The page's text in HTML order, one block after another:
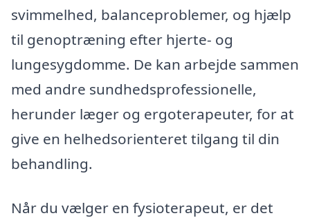
svimmelhed, balanceproblemer, og hjælp
til genoptræning efter hjerte- og
lungesygdomme. De kan arbejde sammen
med andre sundhedsprofessionelle,
herunder læger og ergoterapeuter, for at
give en helhedsorienteret tilgang til din
behandling.
Når du vælger en fysioterapeut, er det